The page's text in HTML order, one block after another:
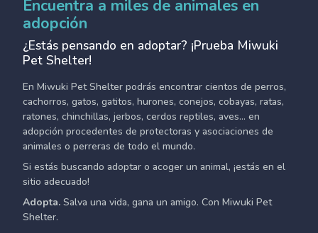
Encuentra a miles de animales en
adopción
¿Estás pensando en adoptar? ¡Prueba Miwuki
Pet Shelter!
En Miwuki Pet Shelter podrás encontrar cientos de perros,
cachorros, gatos, gatitos, hurones, conejos, cobayas, ratas,
ratones, chinchillas, jerbos, cerdos reptiles, aves... en
adopción procedentes de protectoras y asociaciones de
animales o perreras de todo el mundo.
Si estás buscando adoptar o acoger un animal, ¡estás en el
sitio adecuado!
Adopta. Salva una vida, gana un amigo. Con Miwuki Pet
Shelter.